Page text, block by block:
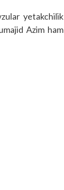
yetakchilik
Azim ham